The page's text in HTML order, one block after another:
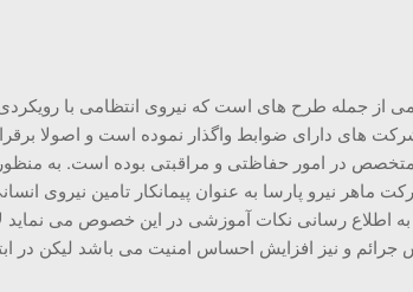
از جمله طرح های است که نیروی انتظامی با
های دارای ضوابط واگذار نموده است و اصولا
متخصص در امور حفاظتی و مراقبتی بوده است. به
ماهر نیرو پارسا به عنوان پیمانکار تامین نیروی
به اطلاع رسانی نکات آموزشی در این خصوص می
و نیز افزایش احساس امنیت می باشد لیکن در